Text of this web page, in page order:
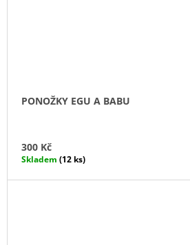
PONOŽKY EGU A BABU
300 Kč
Skladem (12 ks)